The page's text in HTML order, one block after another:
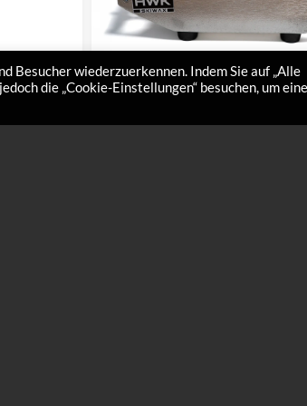
Besucher wiederzuerkennen. Indem Sie auf „Alle
die „Cookie-Einstellungen“ besuchen, um eine